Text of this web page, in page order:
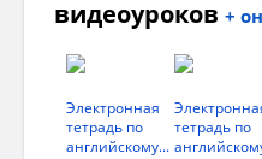
видеоуроков +
Электронная
тетрадь по
английскому...
тетрадь по